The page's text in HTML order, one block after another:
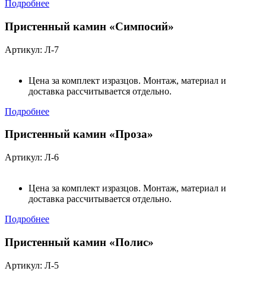
Подробнее
Пристенный камин «Симпосий»
Артикул: Л-7
Цена за комплект изразцов. Монтаж, материал и
доставка рассчитывается отдельно.
Подробнее
Пристенный камин «Проза»
Артикул: Л-6
Цена за комплект изразцов. Монтаж, материал и
доставка рассчитывается отдельно.
Подробнее
Пристенный камин «Полис»
Артикул: Л-5